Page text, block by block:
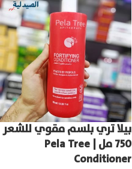
بيلا تري بلسم مقوي للشعر
750 مل | Pela Tree
Conditioner